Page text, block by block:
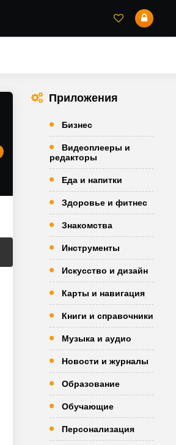
Приложения
Бизнес
Видеоплееры и
редакторы
Еда и напитки
Здоровье и фитнес
Знакомства
Инструменты
Искусство и дизайн
Карты и навигация
Книги и справочники
Музыка и аудио
Новости и журналы
Образование
Обучающие
Персонализация